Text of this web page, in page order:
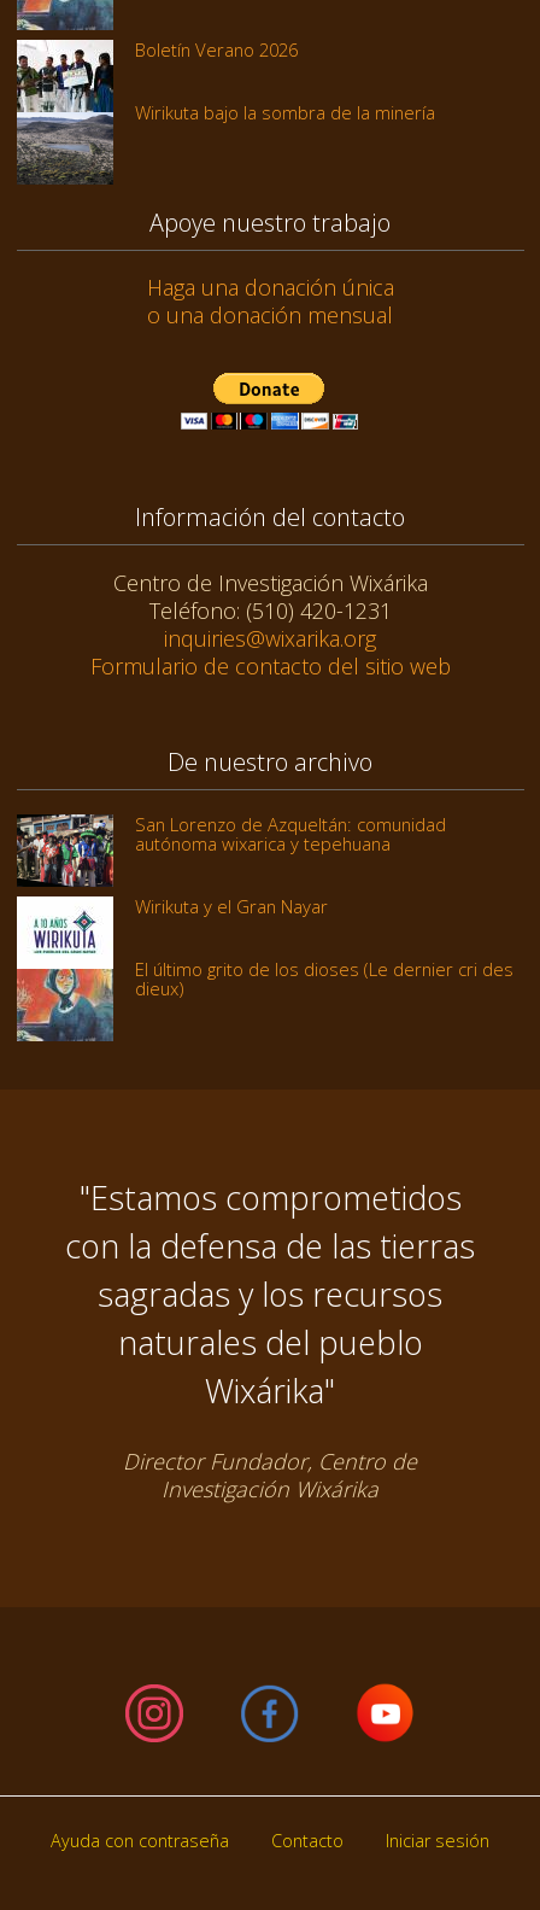
Boletín Verano 2026
Wirikuta bajo la sombra de la minería
Apoye nuestro trabajo
Haga una donación única
o una donación mensual
Información del contacto
Centro de Investigación Wixárika
Teléfono: (510) 420-1231
inquiries@wixarika.org
Formulario de contacto del sitio web
De nuestro archivo
San Lorenzo de Azqueltán: comunidad
autónoma wixarica y tepehuana
Wirikuta y el Gran Nayar
El último grito de los dioses (Le dernier cri des
dieux)
"Estamos comprometidos
con la defensa de las tierras
sagradas y los recursos
naturales del pueblo
Wixárika"
Director Fundador, Centro de
Investigación Wixárika
Footer
Ayuda con contraseña Contacto Iniciar sesión